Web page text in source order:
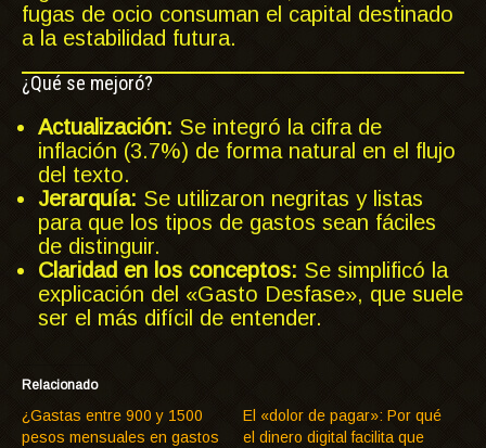
fugas de ocio consuman el capital destinado
a la estabilidad futura.
¿Qué se mejoró?
Actualización: Se integró la cifra de
inflación (3.7%) de forma natural en el flujo
del texto.
Jerarquía: Se utilizaron negritas y listas
para que los tipos de gastos sean fáciles
de distinguir.
Claridad en los conceptos: Se simplificó la
explicación del «Gasto Desfase», que suele
ser el más difícil de entender.
Relacionado
¿Gastas entre 900 y 1500
pesos mensuales en gastos
El «dolor de pagar»: Por qué
el dinero digital facilita que